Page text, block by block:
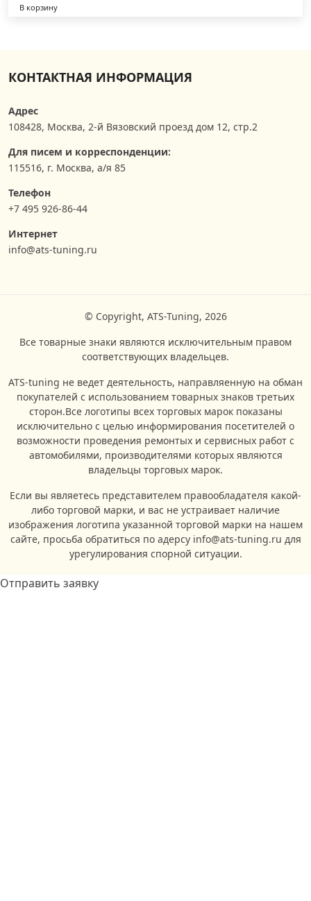
В корзину
КОНТАКТНАЯ ИНФОРМАЦИЯ
Адрес
108428, Москва, 2-й Вязовский проезд дом 12, стр.2
Для писем и корреспонденции:
115516, г. Москва, а/я 85
Телефон
+7 495 926-86-44
Интернет
info@ats-tuning.ru
© Copyright, ATS-Tuning, 2026
Все товарные знаки являются исключительным правом
соответствующих владельцев.
ATS-tuning не ведет деятельность, направляенную на обман
покупателей с использованием товарных знаков третьих
сторон.Все логотипы всех торговых марок показаны
исключительно с целью информирования посетителей о
возможности проведения ремонтых и сервисных работ с
автомобилями, производителями которых являются
владельцы торговых марок.
Если вы являетесь представителем правообладателя какой-
либо торговой марки, и вас не устраивает наличие
изображения логотипа указанной торговой марки на нашем
сайте, просьба обратиться по адерсу info@ats-tuning.ru для
урегулирования спорной ситуации.
Отправить заявку